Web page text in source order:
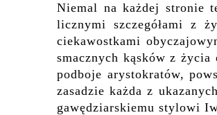
Niemal na każdej stronie
licznymi szczegółami z
ciekawostkami
smacznych kąsków z
podboje arystokratów,
zasadzie każda z
gawędziarskiemu stylowi